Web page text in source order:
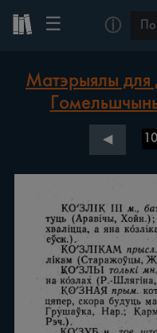
☰ ⓘ
Матэрыялы для
◀